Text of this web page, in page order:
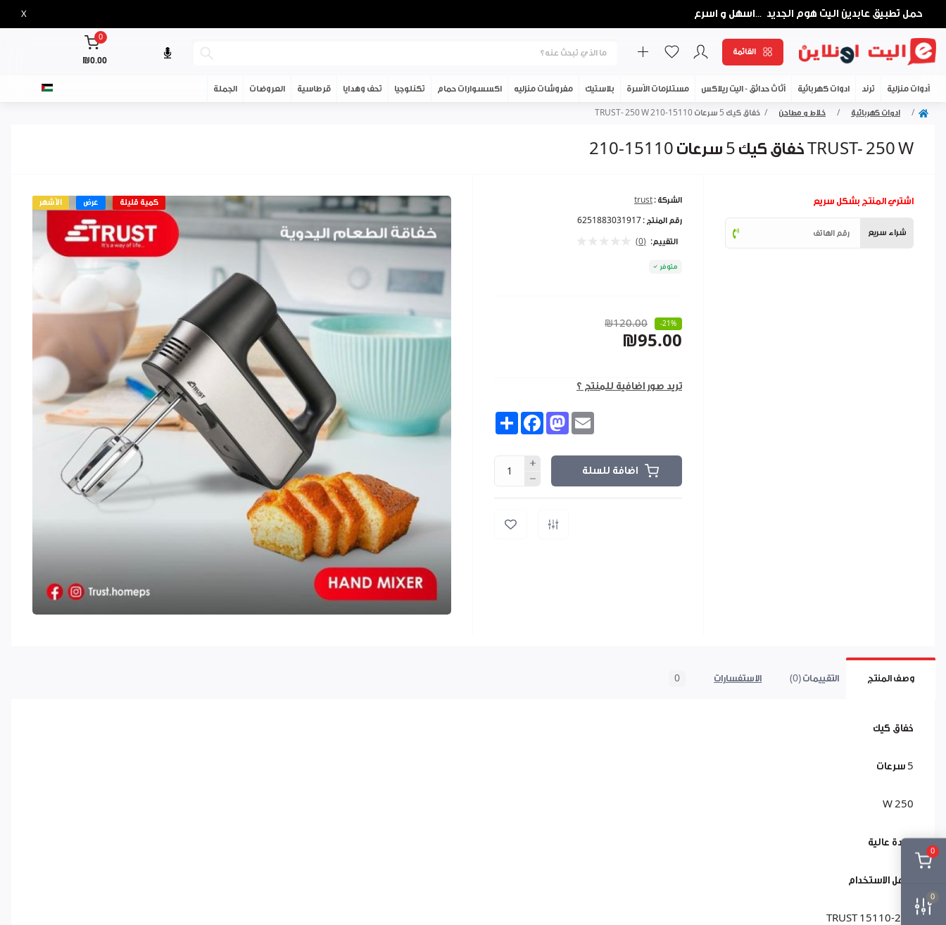
0
0
حمل تطبيق عابدين اليت هوم الجديد ...اسهل و اسرع X
القائمة
0
₪0.00
أدوات منزلية ترند ادوات كهربائية أثاث حدائق - اليت ريلاكس مستلزمات الأسرة بلاستيك مفروشات منزليه اكسسوارات حمام تكنلوجيا تحف وهدايا قرطاسية العروضات الجملة
ادوات كهربائية خلاط و مطاحن خفاق كيك 5 سرعات 15110-210 TRUST- 250 W
خفاق كيك 5 سرعات 15110-210 TRUST- 250 W
الأشهر عرض كمية قليلة الشركة : trust
رقم المنتج : 6251883031917
التقييم: (0)
متوفر
₪120.00 -21%
₪95.00
تريد صور اضافية للمنتج ؟
Share FacebookMastodon
اضافة للسلة
اشتري المنتج بشكل سريع
شراء سريع
وصف المنتج التقييمات (0) الاستفسارات 0
خفاق كيك
5 سرعات
250 W
جودة عالية
سهل الاستخدام
15110-210 TRUST